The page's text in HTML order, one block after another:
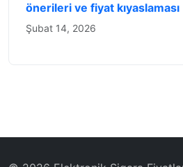
önerileri ve fiyat kıyaslaması
Şubat 14, 2026